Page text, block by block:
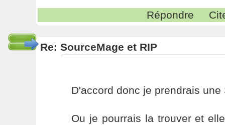
Répondre
Re: SourceMage et RIP
D'accord donc je prendrais une
Ou je pourrais la trouver et